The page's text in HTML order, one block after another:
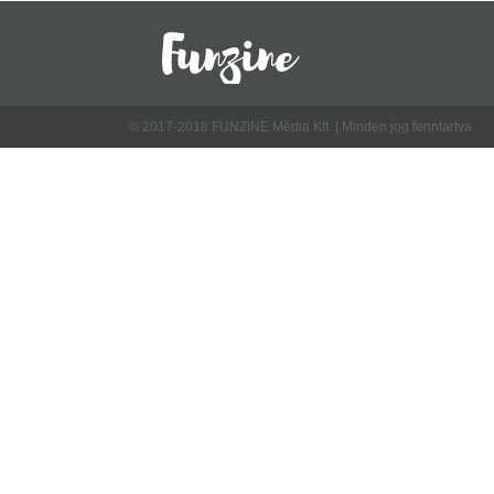
© 2017-2018 FUNZINE Média Kft. | Minden jog fenntartva